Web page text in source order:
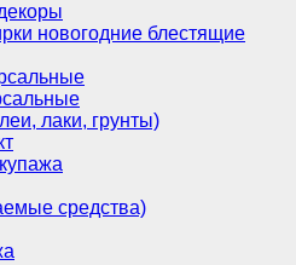
новогодние блестящие
лаки, грунты)
средства)